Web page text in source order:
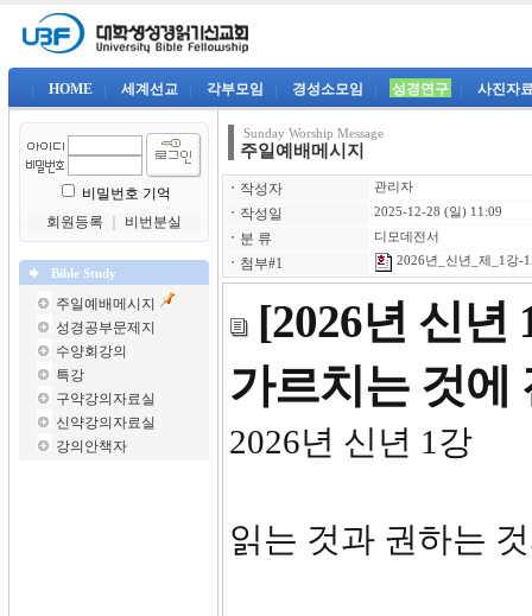
HOME 세계선교 각부모임 경성소모임 성경연구 사진자
비밀번호 기억
회원등록
비번분실
Bible Study
주일예배메시지
성경공부문제지
수양회강의
특강
구약강의자료실
신약강의자료실
강의안책자
Sunday Worship Message
주일예배메시지
ㆍ 작성자 관리자
ㆍ 작성일 2025-12-28 (일) 11:09
ㆍ 분 류 디모데전서
ㆍ 첨부#1 2026년_신년_제_1강-
[2026년 신년
가르치는 것에
2026년
읽는 것과 권하는